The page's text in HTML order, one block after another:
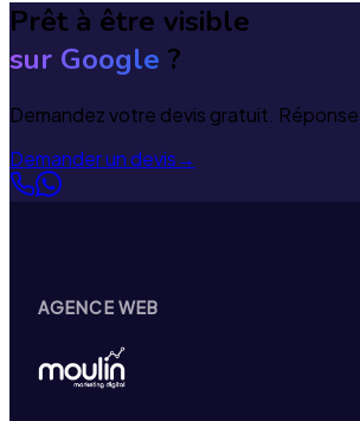
Prêt à être visible
sur Google ?
Demandez votre devis gratuit. Réponse
Demander un devis→
AGENCE WEB